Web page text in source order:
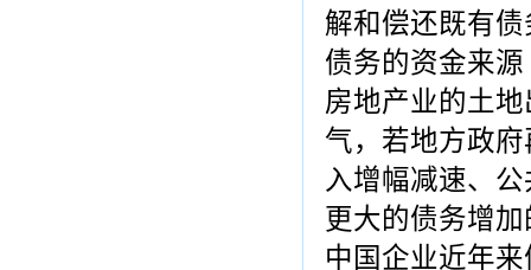
解和偿还既有
债务的资金来
房地产业的土
气，若地方政
入增幅减速、
更大的债务增
中国企业近年